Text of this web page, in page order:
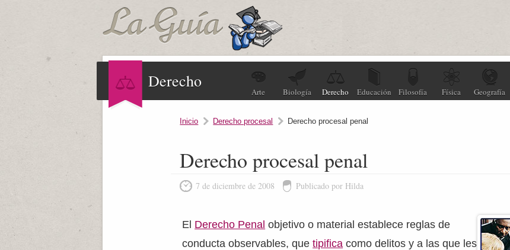
Derecho
Arte Biología Derecho Educación Filosofía Física Geografía
Inicio Derecho procesal Derecho procesal penal
Derecho procesal penal
7 de diciembre de 2008 Publicado por Hilda
El Derecho Penal objetivo o material establece reglas de
conducta observables, quetipifica como delitos y a las que les